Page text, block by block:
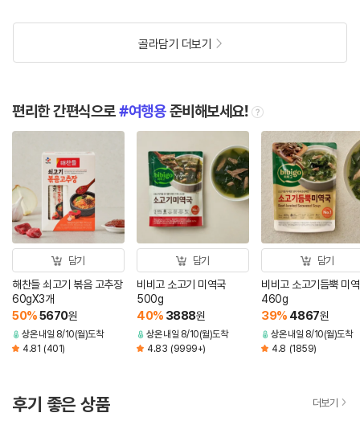
골라담기 더보기
편리한 간편식으로 여행용준비해보세요! tooltip
담기
50%5670원
해찬들 쇠고기 볶음 고추장
60gX3개
상온 내일 8/10(월)도착
4.81 (401)
담기
40% 3888원
비비고 소고기 미역국
500g
상온 내일 8/10(월)도착
4.83 (9999+)
담기
39% 4867원
비비고 소고기듬뿍 미
460g
상온 내일 8/10(월)도착
4.8 (1859)
후기 좋은 상품 더보기